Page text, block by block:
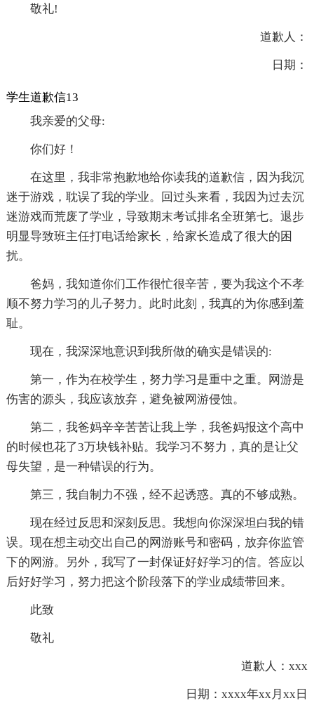
敬礼!
道歉人：
日期：
学生道歉信13
我亲爱的父母:
你们好！
在这里，我非常抱歉地给你读我的道歉信，因为我沉
迷于游戏，耽误了我的学业。回过头来看，我因为过去沉
迷游戏而荒废了学业，导致期末考试排名全班第七。退步
明显导致班主任打电话给家长，给家长造成了很大的困
扰。
爸妈，我知道你们工作很忙很辛苦，要为我这个不孝
顺不努力学习的儿子努力。此时此刻，我真的为你感到羞
耻。
现在，我深深地意识到我所做的确实是错误的:
第一，作为在校学生，努力学习是重中之重。网游是
伤害的源头，我应该放弃，避免被网游侵蚀。
第二，我爸妈辛辛苦苦让我上学，我爸妈报这个高中
的时候也花了3万块钱补贴。我学习不努力，真的是让父
母失望，是一种错误的行为。
第三，我自制力不强，经不起诱惑。真的不够成熟。
现在经过反思和深刻反思。我想向你深深坦白我的错
误。现在想主动交出自己的网游账号和密码，放弃你监管
下的网游。另外，我写了一封保证好好学习的信。答应以
后好好学习，努力把这个阶段落下的学业成绩带回来。
此致
敬礼
道歉人：xxx
日期：xxxx年xx月xx日